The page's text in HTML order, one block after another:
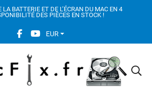
BATTERIE ET DE L’ÉCRAN DU MAC EN 4
DES PIÈCES EN STOCK !
FACEBOOK SOCIAL LINK
YOUTUBE SOCIAL LINK
EUR